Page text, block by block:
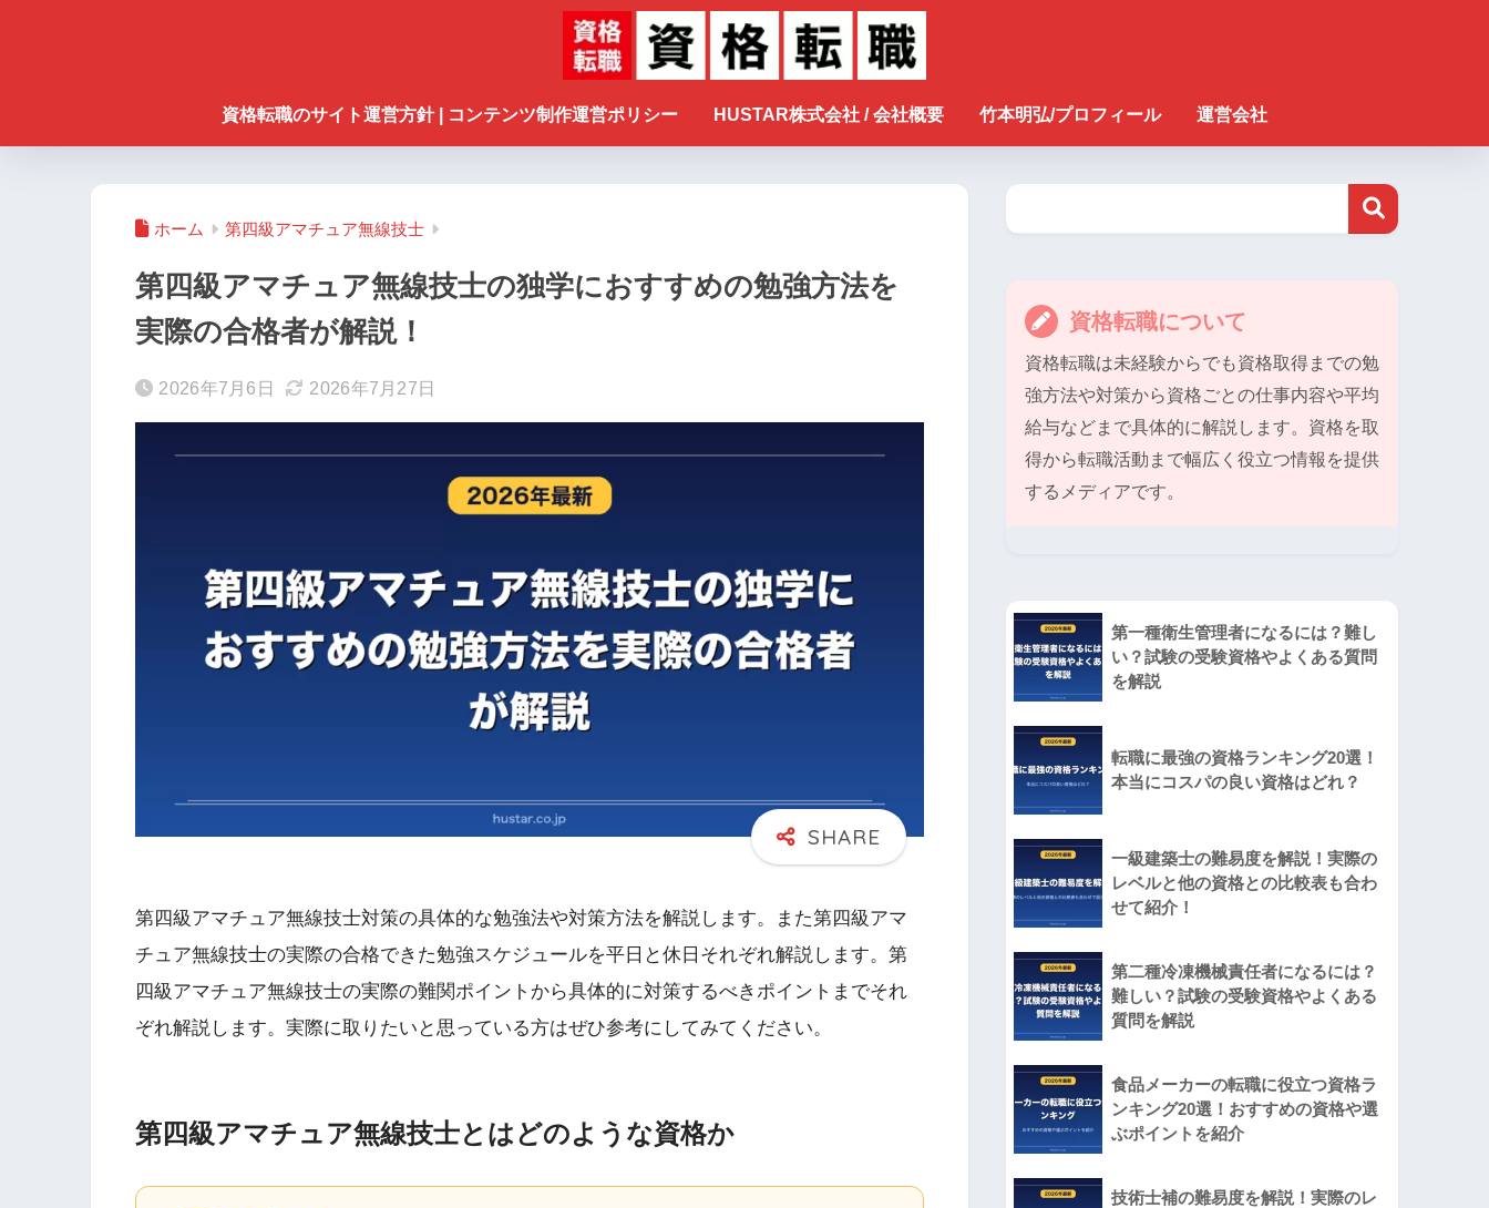
資格転職のサイト運営方針 | コンテンツ制作運営ポリシー HUSTAR株式会社 / 会社概要 竹本明弘/プロフィール 運営会社
ホーム 第四級アマチュア無線技士
第四級アマチュア無線技士の独学におすすめの勉強方法を
実際の合格者が解説！
2026年7月6日 2026年7月27日
第四級アマチュア無線技士対策の具体的な勉強法や対策方法を解説します。また第四級アマ
チュア無線技士の実際の合格できた勉強スケジュールを平日と休日それぞれ解説します。第
四級アマチュア無線技士の実際の難関ポイントから具体的に対策するべきポイントまでそれ
ぞれ解説します。実際に取りたいと思っている方はぜひ参考にしてみてください。
第四級アマチュア無線技士とはどのような資格か
資格転職について
資格転職は未経験からでも資格取得までの勉
強方法や対策から資格ごとの仕事内容や平均
給与などまで具体的に解説します。資格を取
得から転職活動まで幅広く役立つ情報を提供
するメディアです。
第一種衛生管理者になるには？難し
い？試験の受験資格やよくある質問
を解説
転職に最強の資格ランキング20選！
本当にコスパの良い資格はどれ？
一級建築士の難易度を解説！実際の
レベルと他の資格との比較表も合わ
せて紹介！
第二種冷凍機械責任者になるには？
難しい？試験の受験資格やよくある
質問を解説
食品メーカーの転職に役立つ資格ラ
ンキング20選！おすすめの資格や選
ぶポイントを紹介
技術士補の難易度を解説！実際のレ